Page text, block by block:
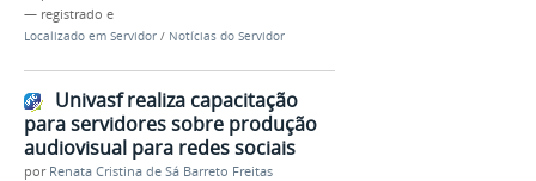
— registrado em:
Localizado em Servidor / Notícias do Servidor
Univasf realiza capacitação
para servidores sobre produção
audiovisual para redes sociais
por Renata Cristina de Sá Barreto Freitas